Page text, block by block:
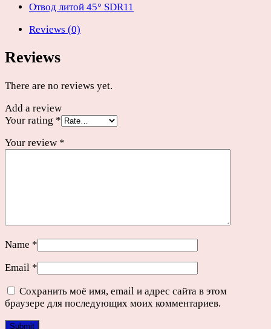
ПНД
D75мм
Отвод литой 45° SDR11
Reviews (0)
Reviews
There are no reviews yet.
Add a review
Your rating *
Your review *
Name *
Email *
Сохранить моё имя, email и адрес сайта в этом
браузере для последующих моих комментариев.